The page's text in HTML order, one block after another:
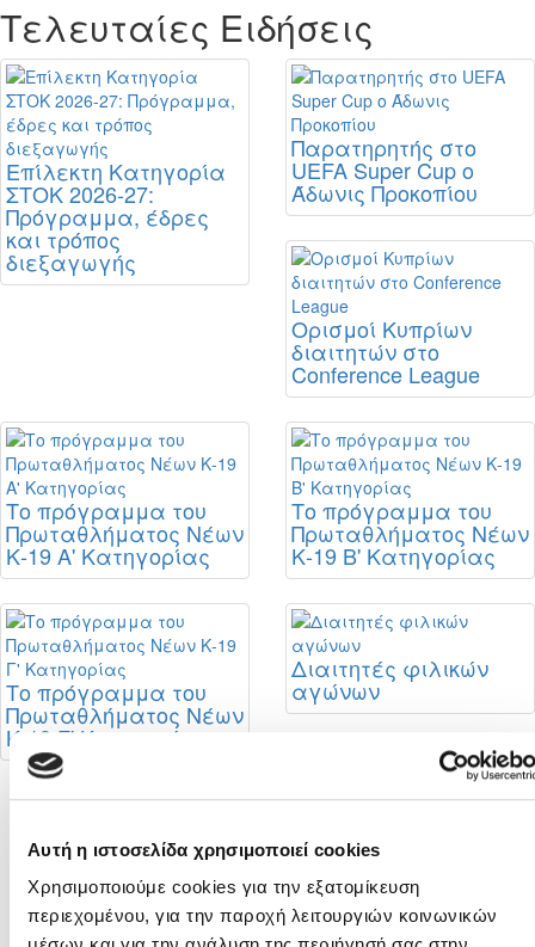
Αυτή η ιστοσελίδα χρησιμοποιεί cookies
Χρησιμοποιούμε cookies για την εξατομίκευση
περιεχομένου, για την παροχή λειτουργιών κοινωνικών
Τελευταίες Ειδήσεις
Επίλεκτη Κατηγορία
ΣΤΟΚ 2026-27:
Πρόγραμμα, έδρες
και τρόπος
διεξαγωγής
Παρατηρητής στο
UEFA Super Cup ο
Άδωνις Προκοπίου
Ορισμοί Κυπρίων
διαιτητών στο
Conference League
Το πρόγραμμα του
Πρωταθλήματος Νέων
Κ-19 Α' Κατηγορίας
Το πρόγραμμα του
Πρωταθλήματος Νέων
Κ-19 Β' Κατηγορίας
Το πρόγραμμα του
Πρωταθλήματος Νέων
Κ-19 Γ' Κατηγορίας
Διαιτητές φιλικών
αγώνων
ΚΟΠ για στήριξη της
πορείας της
αναβάθμισης του
Futsal